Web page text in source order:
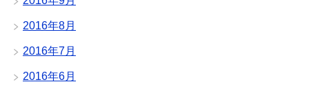
2016年8月
2016年7月
2016年6月